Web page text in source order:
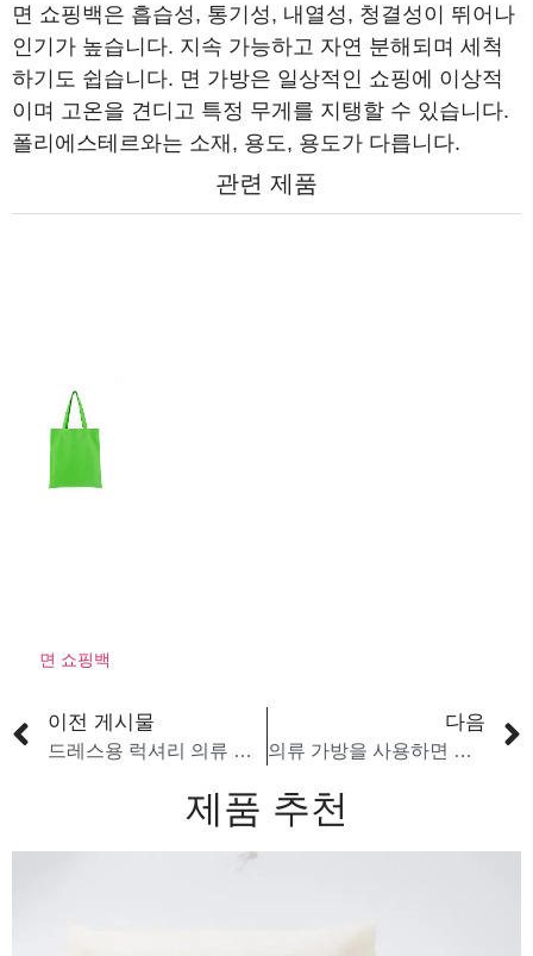
면 쇼핑백은 흡습성, 통기성, 내열성, 청결성이 뛰어나
인기가 높습니다. 지속 가능하고 자연 분해되며 세척
하기도 쉽습니다. 면 가방은 일상적인 쇼핑에 이상적
이며 고온을 견디고 특정 무게를 지탱할 수 있습니다.
폴리에스테르와는 소재, 용도, 용도가 다릅니다.
관련 제품
면 쇼핑백
이전 게시물
드레스용 럭셔리 의류 커버란 무엇인가요?
다음
의류 가방을 사용하면 어떤 이점이 있나요?
제품 추천